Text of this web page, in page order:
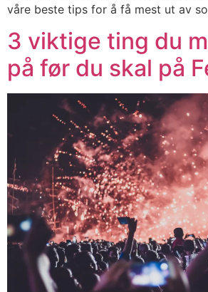
våre beste tips for å få mest ut av
3 viktige ting du
på før du skal på